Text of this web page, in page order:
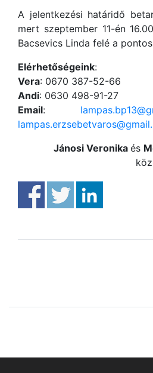
A jelentkezési határidő
mert szeptember 11-én
Bacsevics Linda felé a
Elérhetőségeink:
Vera: 0670 387-52-66
Andi: 0630 498-91-27
Email:
Jánosi Veronika és